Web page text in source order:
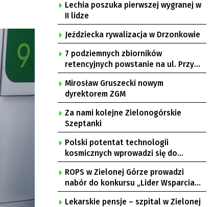
Lechia poszuka pierwszej wygranej w
II lidze
Jeździecka rywalizacja w Drzonkowie
7 podziemnych zbiorników
retencyjnych powstanie na ul. Przy
Gazowni
Mirosław Gruszecki nowym
dyrektorem ZGM
Za nami kolejne Zielonogórskie
Szeptanki
Polski potentat technologii
kosmicznych wprowadzi się do
Zielonej Góry
ROPS w Zielonej Górze prowadzi
nabór do konkursu „Lider Wsparcia
Seniora”
Lekarskie pensje – szpital w Zielonej